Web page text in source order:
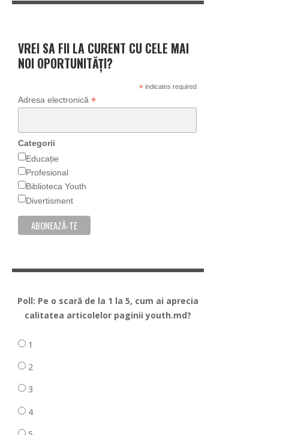
VREI SA FII LA CURENT CU CELE MAI
NOI OPORTUNITĂȚI?
*indicates required
Adresa electronică *
Categorii
Educație
Profesional
Biblioteca Youth
Divertisment
Poll: Pe o scară de la 1 la 5, cum ai aprecia
calitatea articolelor paginii youth.md?
1
2
3
4